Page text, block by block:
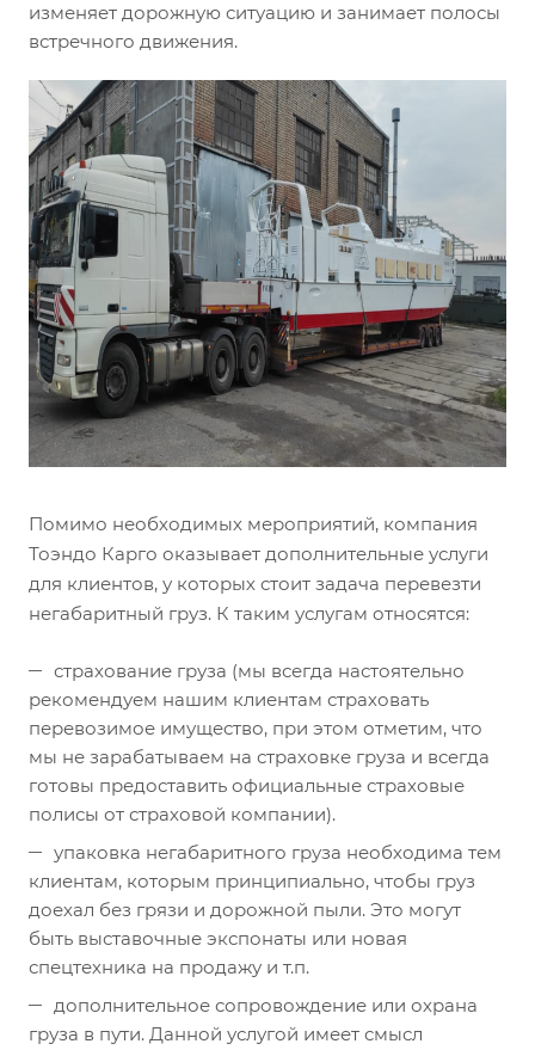
изменяет дорожную ситуацию и занимает полосы
встречного движения.
Помимо необходимых мероприятий, компания
Тоэндо Карго оказывает дополнительные услуги
для клиентов, у которых стоит задача перевезти
негабаритный груз. К таким услугам относятся:
страхование груза (мы всегда настоятельно
рекомендуем нашим клиентам страховать
перевозимое имущество, при этом отметим, что
мы не зарабатываем на страховке груза и всегда
готовы предоставить официальные страховые
полисы от страховой компании).
упаковка негабаритного груза необходима тем
клиентам, которым принципиально, чтобы груз
доехал без грязи и дорожной пыли. Это могут
быть выставочные экспонаты или новая
спецтехника на продажу и т.п.
дополнительное сопровождение или охрана
груза в пути. Данной услугой имеет смысл